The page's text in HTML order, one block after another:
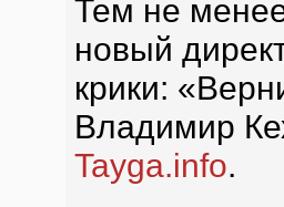
Тем не
новый
крики:
Владимир
Tayga.info.